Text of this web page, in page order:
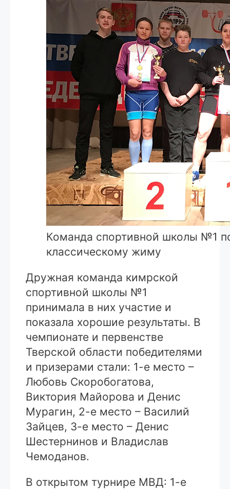
Команда спортивной школы №1
классическому жиму
Дружная команда кимрской
спортивной школы №1
принимала в них участие и
показала хорошие результаты. В
чемпионате и первенстве
Тверской области победителями
и призерами стали: 1-е место –
Любовь Скоробогатова,
Виктория Майорова и Денис
Мурагин, 2-е место – Василий
Зайцев, 3-е место – Денис
Шестернинов и Владислав
Чемоданов.
В открытом турнире МВД: 1-е